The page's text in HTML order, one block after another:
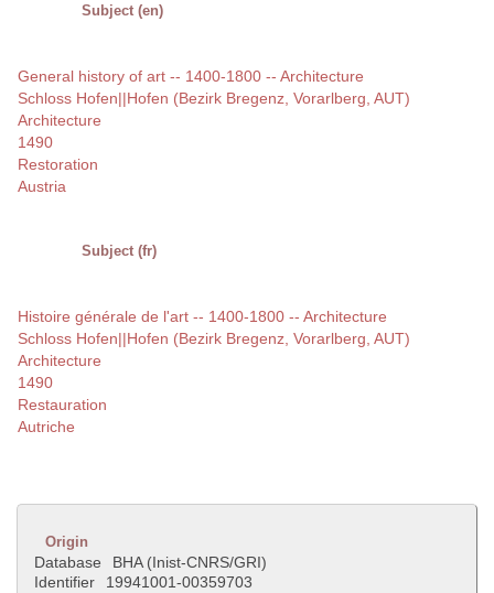
Subject (en)
General history of art -- 1400-1800 -- Architecture
Schloss Hofen||Hofen (Bezirk Bregenz, Vorarlberg, AUT)
Architecture
1490
Restoration
Austria
Subject (fr)
Histoire générale de l'art -- 1400-1800 -- Architecture
Schloss Hofen||Hofen (Bezirk Bregenz, Vorarlberg, AUT)
Architecture
1490
Restauration
Autriche
Origin
Database
BHA (Inist-CNRS/GRI)
Identifier
19941001-00359703